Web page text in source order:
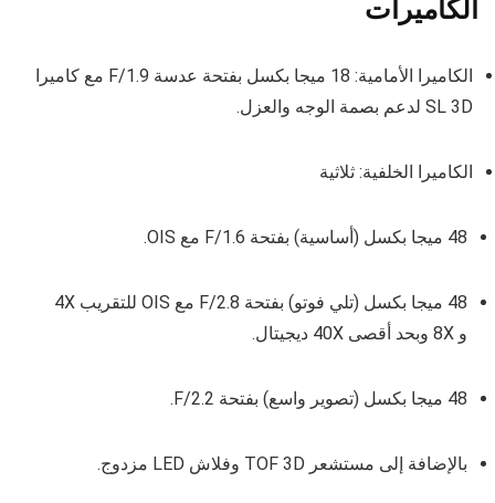
الكاميرات
الكاميرا الأمامية: 18 ميجا بكسل بفتحة عدسة F/1.9 مع كاميرا
SL 3D لدعم بصمة الوجه والعزل.
الكاميرا الخلفية: ثلاثية
48 ميجا بكسل (أساسية) بفتحة F/1.6 مع OIS.
48 ميجا بكسل (تلي فوتو) بفتحة F/2.8 مع OIS للتقريب 4X
و 8X وبحد أقصى 40X ديجيتال.
48 ميجا بكسل (تصوير واسع) بفتحة F/2.2.
بالإضافة إلى مستشعر TOF 3D وفلاش LED مزدوج.